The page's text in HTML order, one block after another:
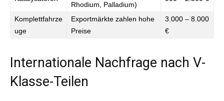
Rhodium, Palladium)
Komplettfahrze
uge
Exportmärkte zahlen hohe
Preise
3.000 – 8.000
€
Internationale Nachfrage nach V-
Klasse-Teilen